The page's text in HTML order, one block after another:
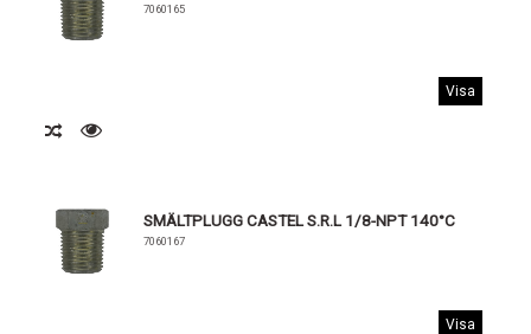
7060165
Visa
SMÄLTPLUGG CASTEL S.R.L 1/8-NPT 140°C
7060167
Visa